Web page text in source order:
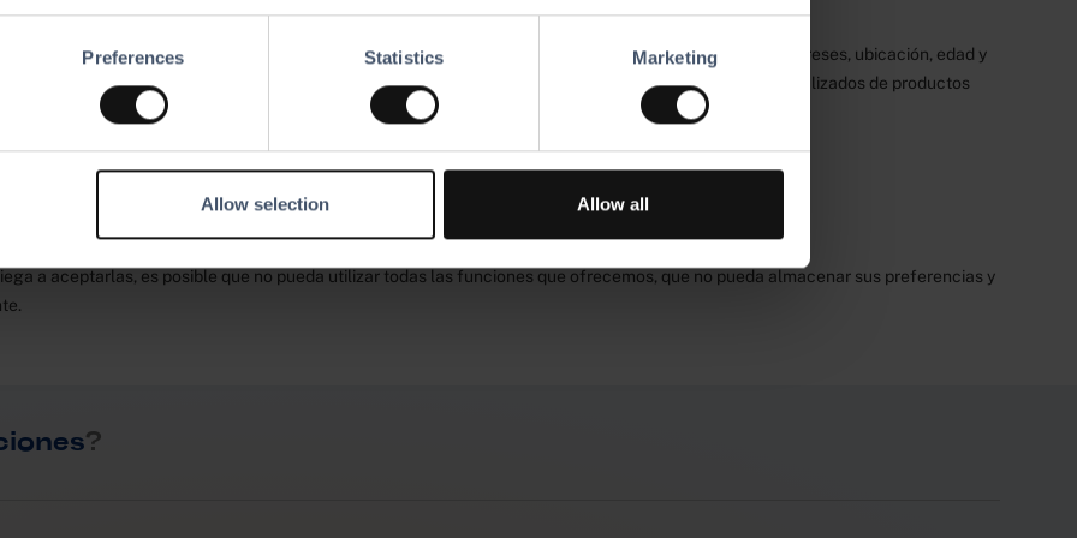
Preferences Statistics Marketing
Allow selection Allow all
recopilan datos basados en su comportamiento en línea. Realizamos un seguimiento de sus intereses, ubicación, edad y
información con el fin de poder ofrecerle una experiencia personalizada a través de anuncios personalizados de productos
las cookies?
elimine o las rechace, visite las páginas de ayuda de su navegador web.
a aceptarlas, es posible que no pueda utilizar todas las funciones que ofrecemos, que no pueda almacenar sus preferencias y
?